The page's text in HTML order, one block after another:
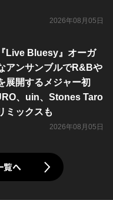
2026年08月05日
Live Bluesy』オーガ
アンサンブルでR&Bや
展開するメジャー初
、uin、Stones Taro
ミックスも
2026年08月05日
覧へ